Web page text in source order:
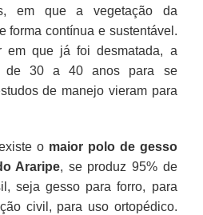
em que a vegetação da
forma contínua e sustentável.
em que já foi desmatada, a
de 30 a 40 anos para se
de manejo vieram para
o maior polo de gesso
Araripe, se produz 95% de
seja gesso para forro, para
civil, para uso ortopédico.